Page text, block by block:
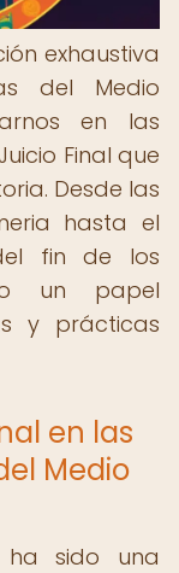
exhaustiva
del Medio
en las
Final que
Desde las
hasta el
fin de los
un papel
y prácticas
en las
Medio
ha sido una